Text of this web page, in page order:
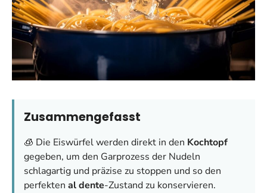
Zusammengefasst
🧊 Die Eiswürfel werden direkt in den Kochtopf
gegeben, um den Garprozess der Nudeln
schlagartig und präzise zu stoppen und so den
perfekten al dente-Zustand zu konservieren.